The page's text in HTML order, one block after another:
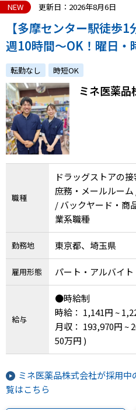
NEW 更新日：2026年8月6日
【多摩センター駅徒
週10時間～OK！曜日・
から勤務もOK！未経験
の両立◎
転勤なし 時短OK
ミネ医薬品
職種
ドラッグストアの
庶務・メールルー
/ バックヤード・商
業系職種
勤務地 東京都、埼玉県
雇用形態 パート・アルバイト
給与
●時給制
時給： 1,141円 ~
月収： 193,970円 ~
50万円 )
ミネ医薬品株式会社が採用
覧はこちら